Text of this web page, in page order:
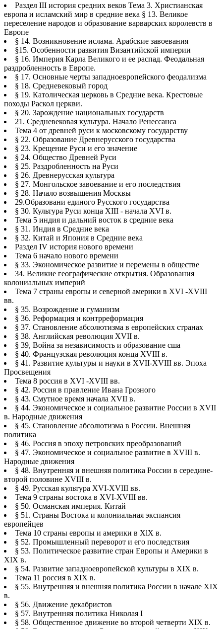
Раздел III история средних веков Тема 3. Христианская
европа и исламский мир в средние века § 13. Великое
переселение народов и образование варварских королевств в
Европе
§ 14. Возникновение ислама. Арабские завоевания
§15. Особенности развития Византийской империи
§ 16. Империя Карла Великого и ее распад. Феодальная
раздробленность в Европе.
§ 17. Основные черты западноевропейского феодализма
§ 18. Средневековый город
§ 19. Католическая церковь в Средние века. Крестовые
походы Раскол церкви.
§ 20. Зарождение национальных государств
21. Средневековая культура. Начало Ренессанса
Тема 4 от древней руси к московскому государству
§ 22. Образование Древнерусского государства
§ 23. Крещение Руси и его значение
§ 24. Общество Древней Руси
§ 25. Раздробленность на Руси
§ 26. Древнерусская культура
§ 27. Монгольское завоевание и его последствия
§ 28. Начало возвышения Москвы
29.Образовани единого Русского государства
§ 30. Культура Руси конца XIII - начала XVI в.
Тема 5 индия и дальний восток в средние века
§ 31. Индия в Средние века
§ 32. Китай и Япония в Средние века
Раздел IV история нового времени
Тема 6 начало нового времени
§ 33. Экономическое развитие и перемены в обществе
34. Великие географические открытия. Образования
колониальных империй
Тема 7 страны европы и северной америки в XVI -XVIII
вв.
§ 35. Возрождение и гуманизм
§ 36. Реформация и контрреформация
§ 37. Становление абсолютизма в европейских странах
§ 38. Английская революция XVII в.
§ 39, Война за независимость и образование сша
§ 40. Французская революция конца XVIII в.
§ 41. Развитие культуры и науки в XVII-XVIII вв. Эпоха
Просвещения
Тема 8 россия в XVI -XVIII вв.
§ 42. Россия в правление Ивана Грозного
§ 43. Смутное время начала XVII в.
§ 44. Экономическое и социальное развитие России в XVII
в. Народные движения
§ 45. Становление абсолютизма в России. Внешняя
политика
§ 46. Россия в эпоху петровских преобразований
§ 47. Экономическое и социальное развитие в XVIII в.
Народные движения
§ 48. Внутренняя и внешняя политика России в середине-
второй половине XVIII в.
§ 49. Русская культура XVI-XVIII вв.
Тема 9 страны востока в XVI-XVIII вв.
§ 50. Османская империя. Китай
§ 51. Страны Востока и колониальная экспансия
европейцев
Тема 10 страны европы и америки в XlX в.
§ 52. Промышленный переворот и его последствия
§ 53. Политическое развитие стран Европы и Америки в
XIX в.
§ 54. Развитие западноевропейской культуры в XIX в.
Тема 11 россия в XIX в.
§ 55. Внутренняя и внешняя политика России в начале XIX
в.
§ 56. Движение декабристов
§ 57. Внутренняя политика Николая I
§ 58. Общественное движение во второй четверти XIX в.